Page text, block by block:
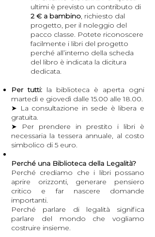
ultimi è previsto un contributo di
2 € a bambino, richiesto dal
progetto, per il noleggio del
pacco classe. Potete riconoscere
facilmente i libri del progetto
perché all’interno della scheda
del libro è indicata la dicitura
dedicata.​
Per tutti: la biblioteca è aperta ogni
martedì e giovedì dalle 15.00 alle 18.00.
➤ La consultazione in sede è libera e
gratuita.
➤ Per prendere in prestito i libri è
necessaria la tessera annuale, al costo
simbolico di 5 euro.
Perché una Biblioteca della Legalità?
Perché crediamo che i libri possano
aprire orizzonti, generare pensiero
critico e far nascere domande
importanti.
Perché parlare di legalità significa
parlare del mondo che vogliamo
costruire insieme.